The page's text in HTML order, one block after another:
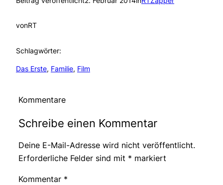
vonRT
Schlagwörter:
Das Erste, Familie, Film
Kommentare
Schreibe einen Kommentar
Deine E-Mail-Adresse wird nicht veröffentlicht.
Erforderliche Felder sind mit * markiert
Kommentar *